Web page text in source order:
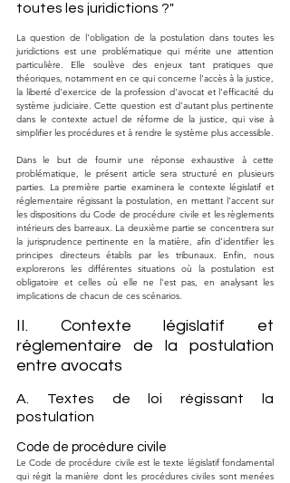
toutes les juridictions ?"
La question de l'obligation de la postulation dans toutes les
juridictions est une problématique qui mérite une attention
particulière. Elle soulève des enjeux tant pratiques que
théoriques, notamment en ce qui concerne l'accès à la justice,
la liberté d'exercice de la profession d'avocat et l'efficacité du
système judiciaire. Cette question est d'autant plus pertinente
dans le contexte actuel de réforme de la justice, qui vise à
simplifier les procédures et à rendre le système plus accessible.
Dans le but de fournir une réponse exhaustive à cette
problématique, le présent article sera structuré en plusieurs
parties. La première partie examinera le contexte législatif et
réglementaire régissant la postulation, en mettant l'accent sur
les dispositions du Code de procédure civile et les règlements
intérieurs des barreaux. La deuxième partie se concentrera sur
la jurisprudence pertinente en la matière, afin d'identifier les
principes directeurs établis par les tribunaux. Enfin, nous
explorerons les différentes situations où la postulation est
obligatoire et celles où elle ne l'est pas, en analysant les
implications de chacun de ces scénarios.
II. Contexte législatif et
réglementaire de la postulation
entre avocats
A. Textes de loi régissant la
postulation
Code de procédure civile
Le Code de procédure civile est le texte législatif fondamental
qui régit la manière dont les procédures civiles sont menées